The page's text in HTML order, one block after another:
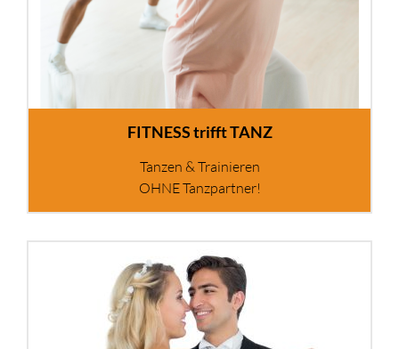
FITNESS trifft TANZ
Tanzen & Trainieren
OHNE Tanzpartner!